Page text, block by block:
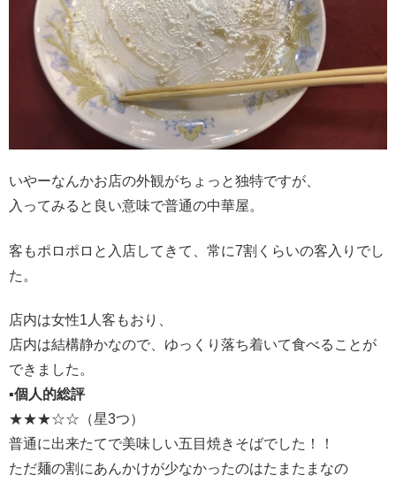
いやーなんかお店の外観がちょっと独特ですが、
入ってみると良い意味で普通の中華屋。
客もポロポロと入店してきて、常に7割くらいの客入りでし
た。
店内は女性1人客もおり、
店内は結構静かなので、ゆっくり落ち着いて食べることが
できました。
▪️個人的総評
★★★☆☆（星3つ）
普通に出来たてで美味しい五目焼きそばでした！！
ただ麺の割にあんかけが少なかったのはたまたまなの